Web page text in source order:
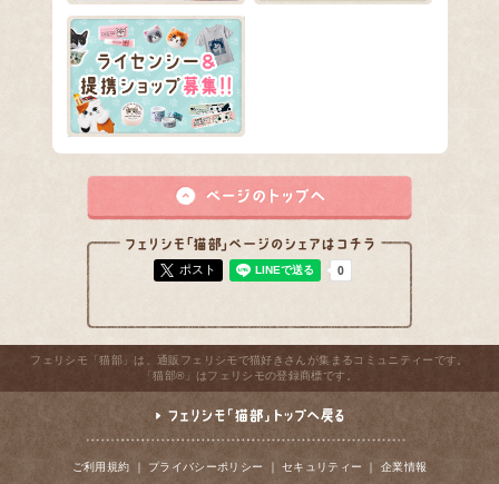
ポスト
フェリシモ「猫部」は、通販フェリシモで猫好きさんが集まるコミュニティーです。
「猫部®」はフェリシモの登録商標です。
ご利用規約 ｜ プライバシーポリシー ｜ セキュリティー ｜ 企業情報